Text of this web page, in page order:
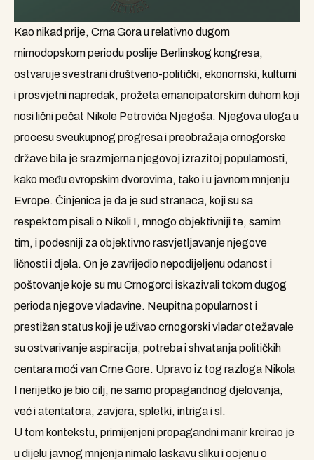
Kao nikad prije, Crna Gora u relativno dugom
mirnodopskom periodu poslije Berlinskog kongresa,
ostvaruje svestrani društveno-politički, ekonomski, kulturni
i prosvjetni napredak, prožeta emancipatorskim duhom koji
nosi lični pečat Nikole Petrovića Njegoša. Njegova uloga u
procesu sveukupnog progresa i preobražaja crnogorske
države bila je srazmjerna njegovoj izrazitoj popularnosti,
kako među evropskim dvorovima, tako i u javnom mnjenju
Evrope. Činjenica je da je sud stranaca, koji su sa
respektom pisali o Nikoli I, mnogo objektivniji te, samim
tim, i podesniji za objektivno rasvjetljavanje njegove
ličnosti i djela. On je zavrijedio nepodijeljenu odanost i
poštovanje koje su mu Crnogorci iskazivali tokom dugog
perioda njegove vladavine. Neupitna popularnost i
prestižan status koji je uživao crnogorski vladar otežavale
su ostvarivanje aspiracija, potreba i shvatanja političkih
centara moći van Crne Gore. Upravo iz tog razloga Nikola
I nerijetko je bio cilj, ne samo propagandnog djelovanja,
već i atentatora, zavjera, spletki, intriga i sl.
U tom kontekstu, primijenjeni propagandni manir kreirao je
u dijelu javnog mnjenja nimalo laskavu sliku i ocjenu o